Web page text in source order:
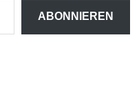
ABONNIEREN